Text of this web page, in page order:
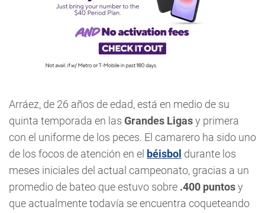
Arráez, de 26 años de edad, está en medio de su
quinta temporada en las Grandes Ligasy primera
con el uniforme de los peces. El camarero ha sido uno
de los focos de atención en el béisbol durante los
meses iniciales del actual campeonato, gracias a un
promedio de bateo que estuvo sobre .400 puntosy
que actualmente todavía se encuentra coqueteando